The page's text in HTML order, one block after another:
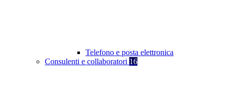
Telefono e posta elettronica
Consulenti e collaboratori 16